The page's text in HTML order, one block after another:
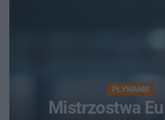
PŁYWANIE
Mistrzostwa